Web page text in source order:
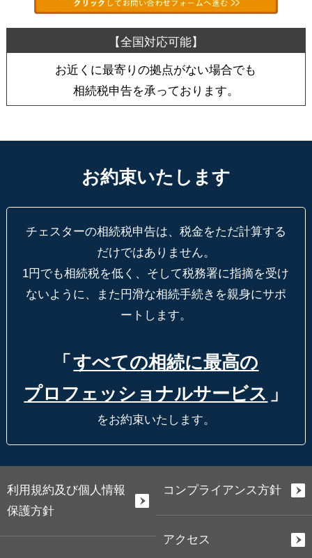
お近くに最寄りの拠点がない場合でも
相続税申告を承っております。
お約束いたします
チェスターの相続税申告は、税金をただ計算する
だけではありません。
1円でも相続税を低く、そして税務署に指摘を受け
ないように、
また円滑な相続手続きを親身にサポ
ートします。
「 すべての相続に最高の
プロフェッショナルサービス 」
をお約束いたします。
利用規約及び個人情報
保護方針
コンプライアンス方針
アクセス